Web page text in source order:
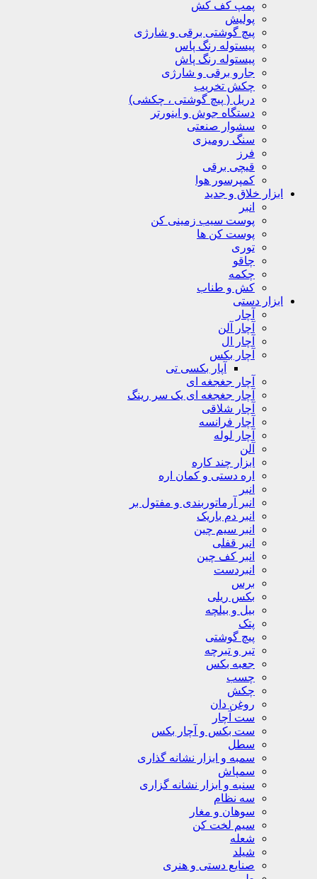
پمپ کف کش
پولیش
پیچ گوشتی برقی و شارژی
پیستوله رنگ پاس
پیستوله رنگ پاش
جارو برقی و شارژی
چکش تخریب
دریل ( پیچ گوشتی ، چکشی)
دستگاه جوش و اینورتر
سشوار صنعتی
سنگ رومیزی
فرز
قیچی برقی
کمپرسور هوا
ابزار خلاق و جدید
انبر
پوست سیب زمینی کن
پوست کن ها
توری
چاقو
چکمه
کش و طناب
ابزار دستی
آچار
آچار آلن
آچار ال
آچار بکس
آپار بکسی تی
آچار جغجغه ای
آچار جغجغه ای یک سر رینگ
آچار شلاقی
آچار فرانسه
آچار لوله
آلن
ابزار چند کاره
اره دستی و کمان اره
انبر
انبر آرماتوربندی و مفتول بر
انبر دم باریک
انبر سیم چین
انبر قفلی
انبر کف چین
انبردست
برس
بکس ریلی
بیل و بیلچه
پتک
پیچ گوشتی
تبر و تبرچه
جعبه بکس
چسب
چکش
روغن دان
ست آچار
ست بکس و آچار بکس
سطل
سمبه و ابزار نشانه گذاری
سمپاش
سنبه و ابزار نشانه گزاری
سه نظام
سوهان و مغار
سیم لخت کن
شعله
شیلد
صنایع دستی و هنری